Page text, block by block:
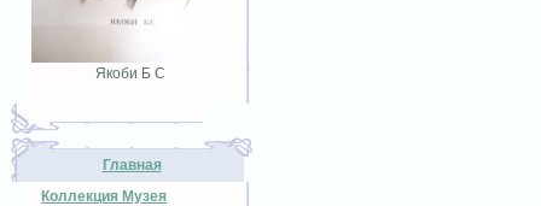
Якоби Б С
Главная
Коллекция Музея